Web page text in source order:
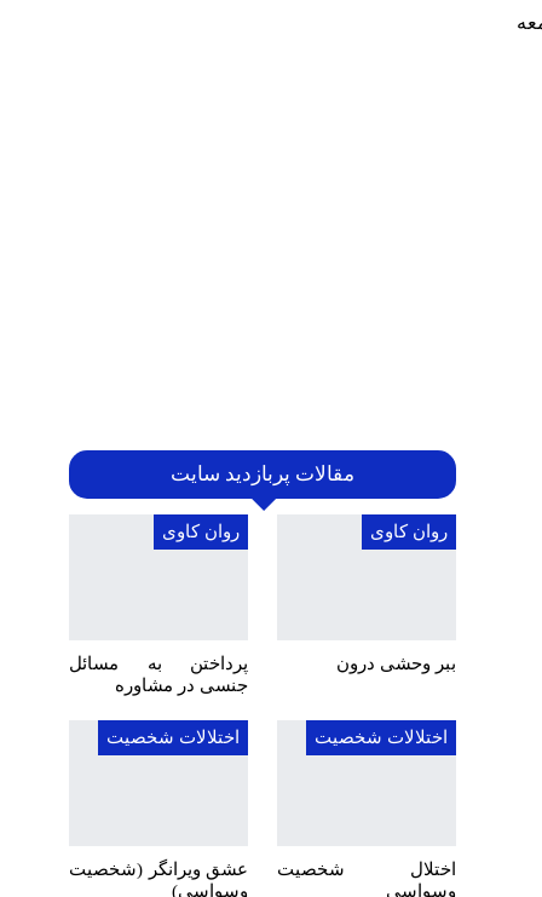
مقالات پربازدید سایت
روان کاوی
ببر وحشی درون
روان کاوی
پرداختن به مسائل
جنسی در مشاوره
اختلالات شخصیت
اختلال شخصیت
وسواسی
اختلالات شخصیت
عشق ویرانگر (شخصیت
وسواسی)